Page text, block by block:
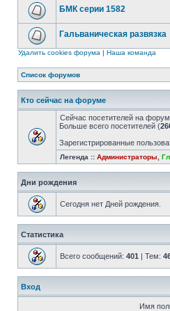
БМК серии 1582
Гальваническая развязка
Удалить cookies форума | Наша команда
Список форумов
Кто сейчас на форуме
Сейчас посетителей на
Больше всего посетителей (
Зарегистрированные
Легенда :: Администраторы
Дни рождения
Сегодня нет Дней рождения.
Статистика
Всего сообщений: 401 | Тем:
Вход
Имя